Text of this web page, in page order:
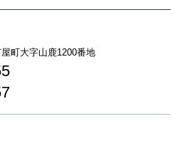
町大字山鹿1200番地